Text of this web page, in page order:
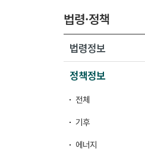
법령·정책
법령정보
정책정보
전체
기후
에너지